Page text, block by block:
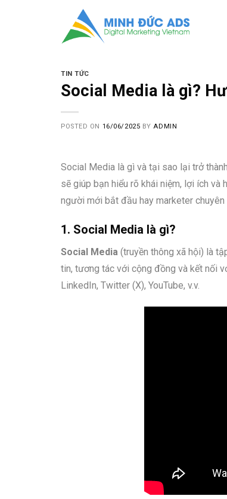
TIN TỨC
Social Media là gì?
POSTED ON 16/06/2025 BY ADMIN
Social Media là gì và tại sao lại trở
sẽ giúp bạn hiểu rõ khái niệm, lợi ích và
người mới bắt đầu hay marketer chuyên
1. Social Media là gì?
Social Media (truyền thông xã hội) là
tin, tương tác với cộng đồng và kết nối
LinkedIn, Twitter (X), YouTube, v.v.